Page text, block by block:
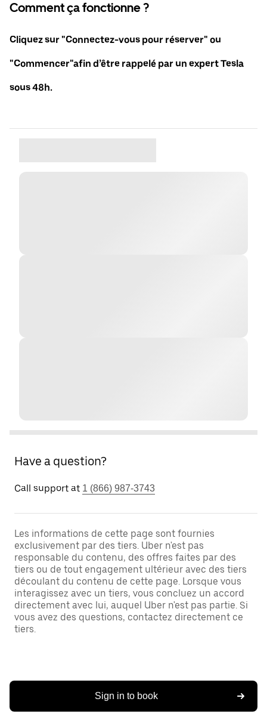
Comment ça fonctionne ?
Cliquez sur "Connectez-vous pour réserver" ou
"Commencer"afin d’être rappelé par un expert Tesla
sous 48h.
Have a question?
Call support at 1 (866) 987-3743
Les informations de cette page sont fournies
exclusivement par des tiers. Uber n'est pas
responsable du contenu, des offres faites par des
tiers ou de tout engagement ultérieur avec des tiers
découlant du contenu de cette page. Lorsque vous
interagissez avec un tiers, vous concluez un accord
directement avec lui, auquel Uber n'est pas partie. Si
vous avez des questions, contactez directement ce
tiers.
Sign in to book